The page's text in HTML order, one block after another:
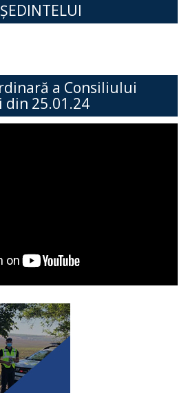
a Consiliului
din 25.01.24